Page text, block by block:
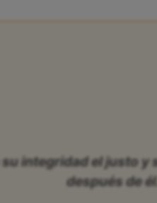
su integridad el justo
después de él.’